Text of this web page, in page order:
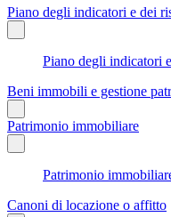
Piano degli indicatori e dei
Piano degli indicatori
Beni immobili e gestione
Patrimonio immobiliare
Patrimonio
Canoni di locazione o affitto